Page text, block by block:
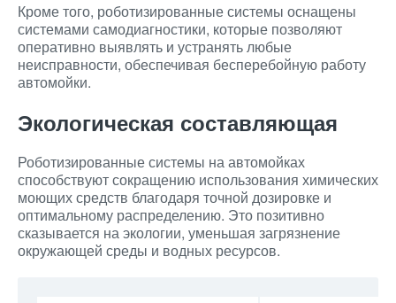
Кроме того, роботизированные системы оснащены
системами самодиагностики, которые позволяют
оперативно выявлять и устранять любые
неисправности, обеспечивая бесперебойную работу
автомойки.
Экологическая составляющая
Роботизированные системы на автомойках
способствуют сокращению использования химических
моющих средств благодаря точной дозировке и
оптимальному распределению. Это позитивно
сказывается на экологии, уменьшая загрязнение
окружающей среды и водных ресурсов.